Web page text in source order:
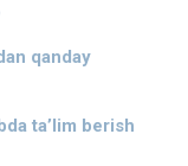
qanday
ta’lim berish